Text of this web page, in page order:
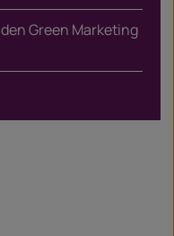
Green Marketing